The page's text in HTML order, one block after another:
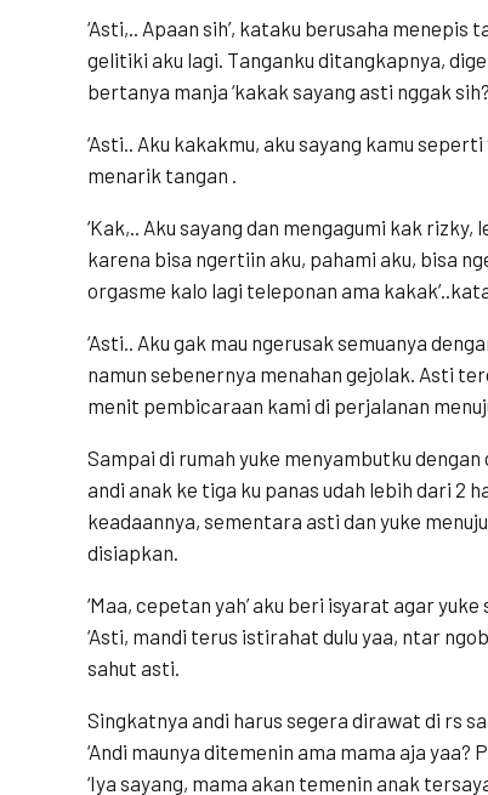
‘Asti,.. Apaan sih’, kataku berusaha
gelitiki aku lagi. Tanganku ditangkapnya,
bertanya manja ‘kakak sayang asti nggak
‘Asti.. Aku kakakmu, aku sayang kamu
menarik tangan .
‘Kak,.. Aku sayang dan mengagumi kak
karena bisa ngertiin aku, pahami aku, bisa
orgasme kalo lagi teleponan ama
‘Asti.. Aku gak mau ngerusak semuanya
namun sebenernya menahan gejolak. Asti
menit pembicaraan kami di perjalanan
Sampai di rumah yuke menyambutku
andi anak ke tiga ku panas udah lebih dari 2
keadaannya, sementara asti dan yuke
disiapkan.
‘Maa, cepetan yah’ aku beri isyarat agar
‘Asti, mandi terus istirahat dulu yaa, ntar
sahut asti.
Singkatnya andi harus segera dirawat di rs
‘Andi maunya ditemenin ama mama aja yaa?
‘Iya sayang, mama akan temenin anak